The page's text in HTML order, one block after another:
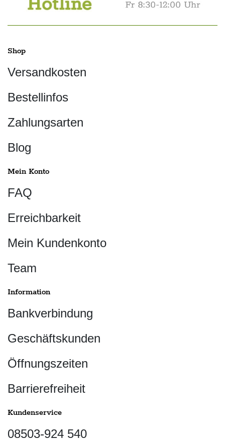
Shop
Versandkosten
Bestellinfos
Zahlungsarten
Blog
Mein Konto
FAQ
Erreichbarkeit
Mein Kundenkonto
Team
Information
Bankverbindung
Geschäftskunden
Öffnungszeiten
Barrierefreiheit
Kundenservice
08503-924 540